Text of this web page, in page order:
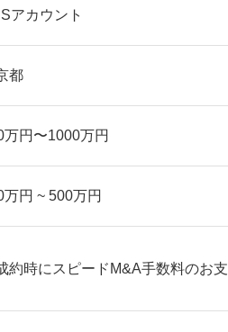
アカウント
都
万円〜1000万円
万円 ~ 500万円
約時にスピードM&A手数料のお